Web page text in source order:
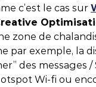
c’est le cas sur
zone de
par exemple, la
des
Wi-fi ou